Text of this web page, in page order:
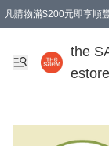
凡購物滿$200元即享順
the